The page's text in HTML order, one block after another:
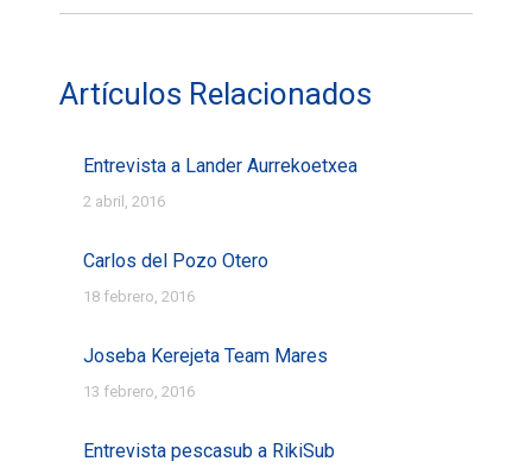
Artículos Relacionados
Entrevista a Lander Aurrekoetxea
2 abril, 2016
Carlos del Pozo Otero
18 febrero, 2016
Joseba Kerejeta Team Mares
13 febrero, 2016
Entrevista pescasub a RikiSub